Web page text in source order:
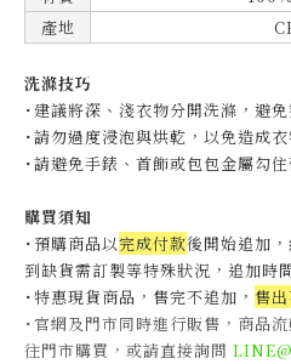
產地
洗滌技巧
˙建議將深、淺衣物分開洗滌，避免
˙請勿過度浸泡與烘乾，以免造成衣
˙請避免手錶、首飾或包包金屬勾住
購買須知
˙預購商品以完成付款後開始追加
到缺貨需訂製等特殊狀況，追加時
˙特惠現貨商品，售完不追加， 售
˙官網及門市同時進行販售，商品
往門市購買，或請直接詢問 LINE@